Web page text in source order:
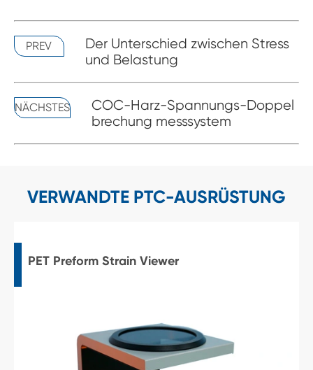
PREV
Der Unterschied zwischen Stress
und Belastung
NÄCHSTES
COC-Harz-Spannungs-Doppel
brechung messsystem
VERWANDTE PTC-AUSRÜSTUNG
PET Preform Strain Viewer